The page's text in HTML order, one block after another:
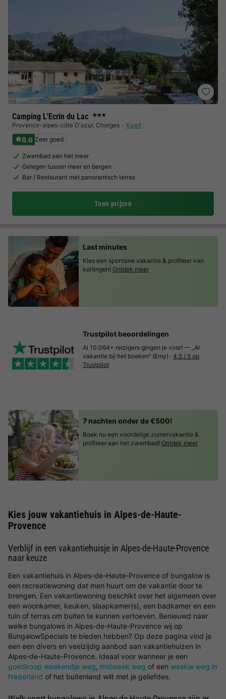
Camping L'Ecrin du Lac ★★★
Provence-alpes-côte D'azur, Chorges Kaart
8.6 Zeer goed
Zwembad aan het meer
Gelegen tussen meer en bergen
Bar / Restaurant met panoramisch terras
Toon prijzen
Last minutes
Kies een spontane vakantie & profiteer van
kortingen! Ontdek meer
Trustpilot beoordelingen
Al 10.064+ reizigers gingen je voor! — „Al
vakantie bij het boeken“ (Emy) · 4.5 / 5 op
Trustpilot
7 nachten onder de €500!
Boek nu een voordelige zomervakantie &
profiteer aan het zwembad! Ontdek meer
Kies jouw vakantiehuis in Alpes-de-Haute-
Provence
Verblijf in een vakantiehuisje in Alpes-de-Haute-Provence
naar keuze
Een vakantiehuis in Alpes-de-Haute-Provence of bungalow is
een recreatiewoning dat men huurt om de vakantie door te
brengen. Een vakantiewoning beschikt over het algemeen over
een woonkamer, keuken, slaapkamer(s), een badkamer en een
tuin of terras om buiten te kunnen vertoeven. Benieuwd naar
welke bungalows in Alpes-de-Haute-Provence wij op
BungalowSpecials te bieden hebben? Op deze pagina vind je
een een divers en veelzijdig aanbod aan vakantiehuizen in
Alpes-de-Haute-Provence. Ideaal voor wanneer je een
goedkoop weekendje weg, midweek weg of een weekje weg in
Nederland of het buitenland wilt met je geliefdes.